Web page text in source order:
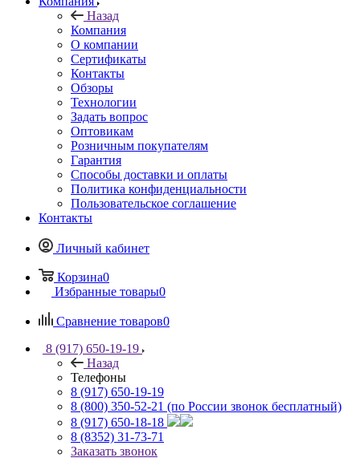
Назад
Компания
О компании
Сертификаты
Контакты
Обзоры
Технологии
Задать вопрос
Оптовикам
Розничным покупателям
Гарантия
Способы доставки и оплаты
Политика конфиденциальности
Пользовательское соглашение
Контакты
Личный кабинет
Корзина0
Избранные товары0
Сравнение товаров0
8 (917) 650-19-19
Назад
Телефоны
8 (917) 650-19-19
8 (800) 350-52-21 (по России звонок бесплатный)
8 (917) 650-18-18
8 (8352) 31-73-71
Заказать звонок